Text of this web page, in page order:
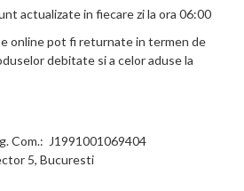
actualizate in fiecare zi la ora 06:00
online pot fi returnate in termen de
debitate si a celor aduse la
Com.: J1991001069404
5, Bucuresti